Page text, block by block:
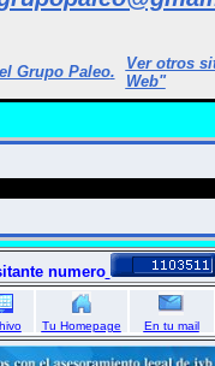
Grupo Paleo.
Ver otros
Web"
numero
Tu Homepage En tu mail